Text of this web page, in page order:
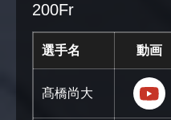
200Fr
選手名 動画
髙橋尚大